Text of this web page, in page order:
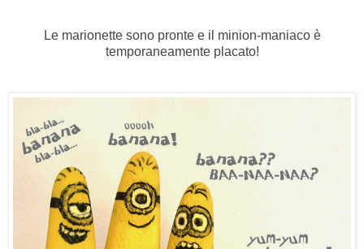
Le marionette sono pronte e il minion-maniaco è
temporaneamente placato!